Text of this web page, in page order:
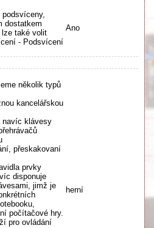
dostatkem
také volit
- Podsvícení
Ano
několik typů
kancelářskou
navíc klávesy
přeskakovaní
prvky
disponuje
jimž je
počítačové hry.
pro ovládání
herní